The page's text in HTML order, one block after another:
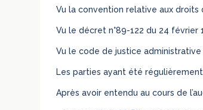
Vu la convention relative aux droits
Vu le décret n°89-122 du 24 février
Vu le code de justice administrative
Les parties ayant été
Après avoir entendu au cours de